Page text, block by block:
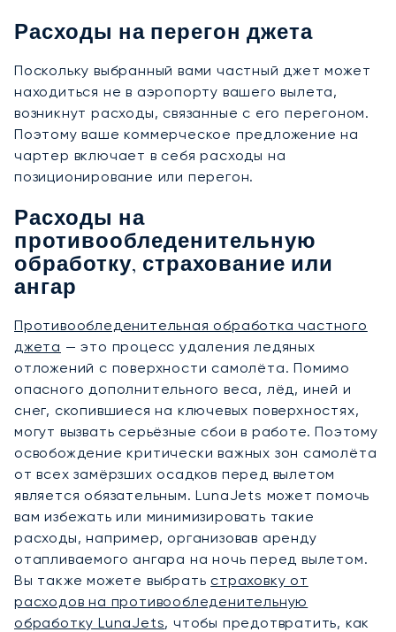
Расходы на перегон джета
Поскольку выбранный вами частный джет может
находиться не в аэропорту вашего вылета,
возникнут расходы, связанные с его перегоном.
Поэтому ваше коммерческое предложение на
чартер включает в себя расходы на
позиционирование или перегон.
Расходы на
противообледенительную
обработку, страхование или
ангар
Противообледенительная обработка частного
джета — это процесс удаления ледяных
отложений с поверхности самолёта. Помимо
опасного дополнительного веса, лёд, иней и
снег, скопившиеся на ключевых поверхностях,
могут вызвать серьёзные сбои в работе. Поэтому
освобождение критически важных зон самолёта
от всех замёрзших осадков перед вылетом
является обязательным. LunaJets может помочь
вам избежать или минимизировать такие
расходы, например, организовав аренду
отапливаемого ангара на ночь перед вылетом.
Вы также можете выбрать страховку от
расходов на противообледенительную
обработку LunaJets, чтобы предотвратить, как